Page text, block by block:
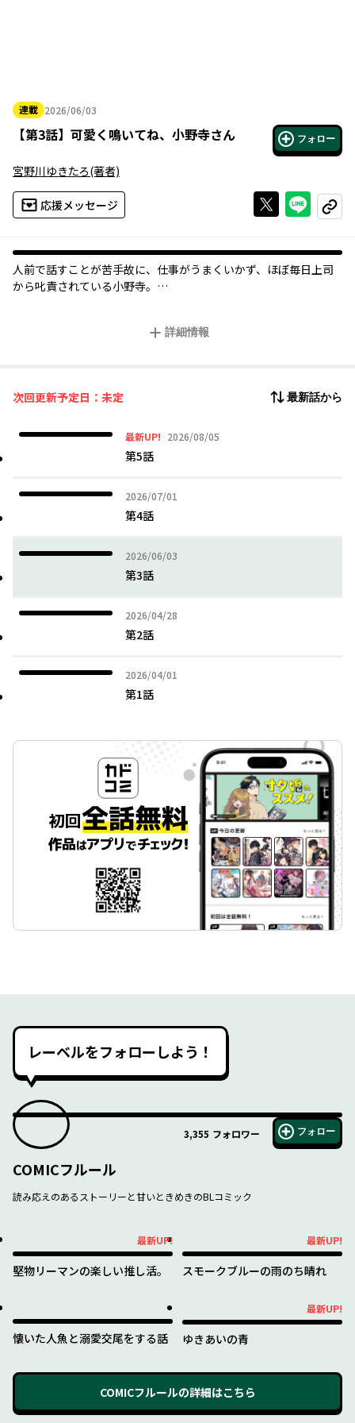
連載 2026/06/03
2026年06月03日
【第3話】 可愛く鳴いてね、小野寺さん フォロー
宮野川ゆきたろ(著者)
応援メッセージ Xで投稿する
ライン
コピー
人前で話すことが苦手故に、仕事がうまくいかず、ほぼ毎日上司
から叱責されている小野寺。
ある日、ふたりはトラブル処理のために1泊で出張に行くことにな
ストーカー気質のしごでき後輩×声がコンプレックスの先輩によ
詳細情報
次回更新予定日：未定 最新話から
最新UP! 2026/08/05
2026年08月05日
第5話
2026/07/01
2026年07月01日
第4話
2026/06/03
2026年06月03日
第3話
2026/04/28
2026年04月28日
第2話
2026/04/01
2026年04月01日
第1話
レーベルをフォローしよう！
3,355 フォロワー フォロー
COMICフルール
読み応えのあるストーリーと甘いときめきのBLコミック
最新UP!
堅物リーマンの楽しい推し活。
最新UP!
スモークブルーの雨のち晴れ
懐いた人魚と溺愛交尾をする話
最新UP!
ゆきあいの青
COMICフルールの詳細はこちら